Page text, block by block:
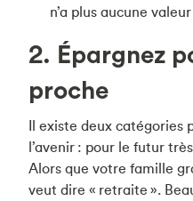
n’a plus aucune
2. Épargnez
proche
Il existe deux catégories
l’avenir : pour le futur
Alors que votre famille
veut dire « retraite ».